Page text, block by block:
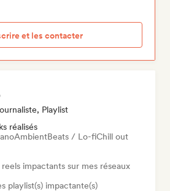
et les contacter
Playlist
réalisés
AmbientBeats / Lo-fiChill out
impactants sur mes réseaux
playlist(s) impactante(s)